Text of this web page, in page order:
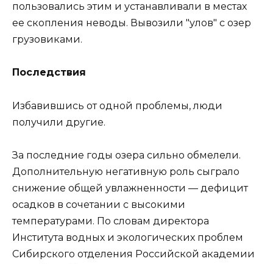
пользовались этим и устанавливали в местах
ее скопления неводы. Вывозили "улов" с озер
грузовиками.
Последствия
Избавившись от одной проблемы, люди
получили другие.
За последние годы озера сильно обмелели.
Дополнительную негативную роль сыграло
снижение общей увлажненности — дефицит
осадков в сочетании с высокими
температурами. По словам директора
Института водных и экологических проблем
Сибирского отделения Российской академии